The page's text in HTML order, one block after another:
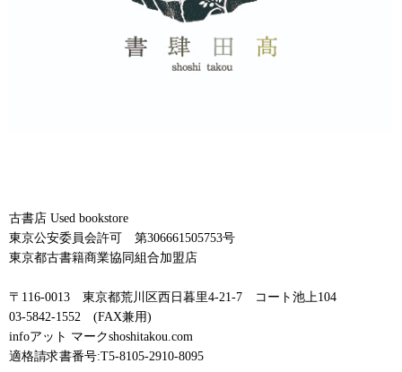
古書店 Used bookstore
東京公安委員会許可 第306661505753号
東京都古書籍商業協同組合加盟店
〒116-0013 東京都荒川区西日暮里4-21-7 コート池上104
03-5842-1552 (FAX兼用)
infoアット マークshoshitakou.com
適格請求書番号:T5-8105-2910-8095